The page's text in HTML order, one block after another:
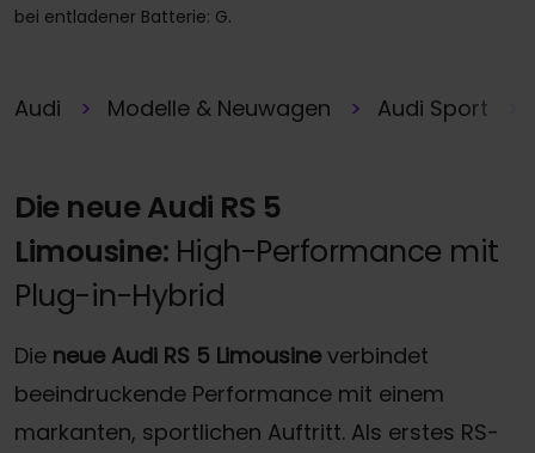
bei entladener Batterie: G.
Audi Modelle & Neuwagen Audi Sport
Die neue Audi RS 5
Limousine: High-Performance mit
Plug-in-Hybrid
Die neue Audi RS 5 Limousine verbindet
beeindruckende Performance mit einem
markanten, sportlichen Auftritt. Als erstes RS-